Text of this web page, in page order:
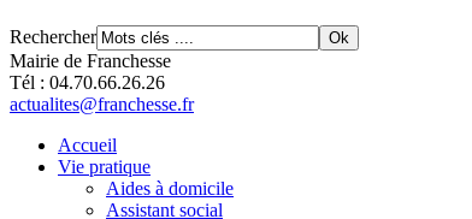
Rechercher
Mairie de Franchesse
Tél : 04.70.66.26.26
actualites@franchesse.fr
Accueil
Vie pratique
Aides à domicile
Assistant social